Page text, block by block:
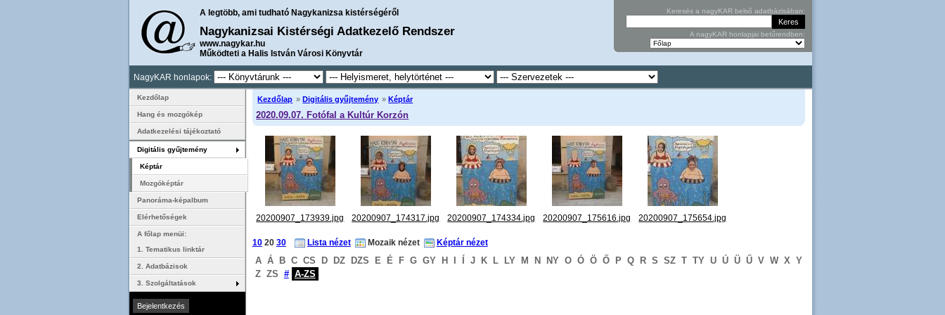
A legtöbb, ami tudható Nagykanizsa kistérségéről
Nagykanizsai Kistérségi Adatkezelő Rendszer
www.nagykar.hu
Működteti a Halis István Városi Könyvtár
Keresés a nagyKAR belső adatbázisában:
A nagyKAR honlapjai betűrendben:
NagyKAR honlapok:
Kezdőlap » Digitális gyűjtemény » Képtár
2020.09.07. Fotófal a Kultúr Korzón
20200907_173939.jpg 20200907_174317.jpg 20200907_174334.jpg 20200907_175616.jpg 20200907_175654.jpg
10 20 30 Lista nézet Mozaik nézet Képtár nézet
A Á B C CS D DZ DZS E É F G GY H I Í J K L LY M N NY O Ó Ö Ő P Q R S SZ T TY U Ú Ü Ű V W X Y
Z ZS # A-ZS
Kezdőlap
Hang és mozgókép
Adatkezelési tájékoztató
Digitális gyűjtemény
Képtár
Mozgóképtár
Panoráma-képalbum
Elérhetőségek
A főlap menüi:
1. Tematikus linktár
2. Adatbázisok
3. Szolgáltatások